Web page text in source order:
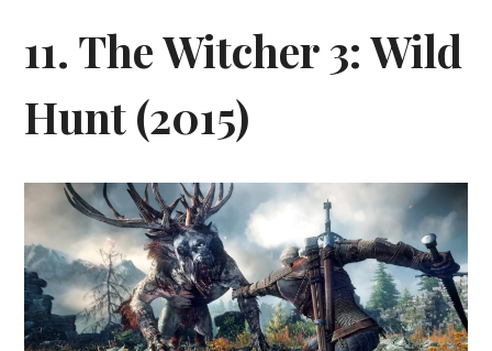
11. The Witcher 3: Wild
Hunt (2015)